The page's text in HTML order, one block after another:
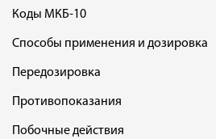
Коды МКБ-10
Способы применения и дозировка
Передозировка
Противопоказания
Побочные действия